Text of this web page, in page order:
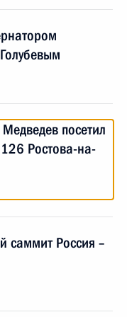
посетил
Ростова-на-
саммит Россия –